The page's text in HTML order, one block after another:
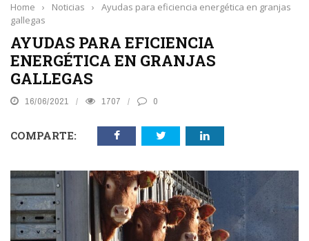
Home › Noticias ›
Ayudas para eficiencia energética en granjas
gallegas
AYUDAS PARA EFICIENCIA
ENERGÉTICA EN GRANJAS
GALLEGAS
16/06/2021 1707 0
COMPARTE: